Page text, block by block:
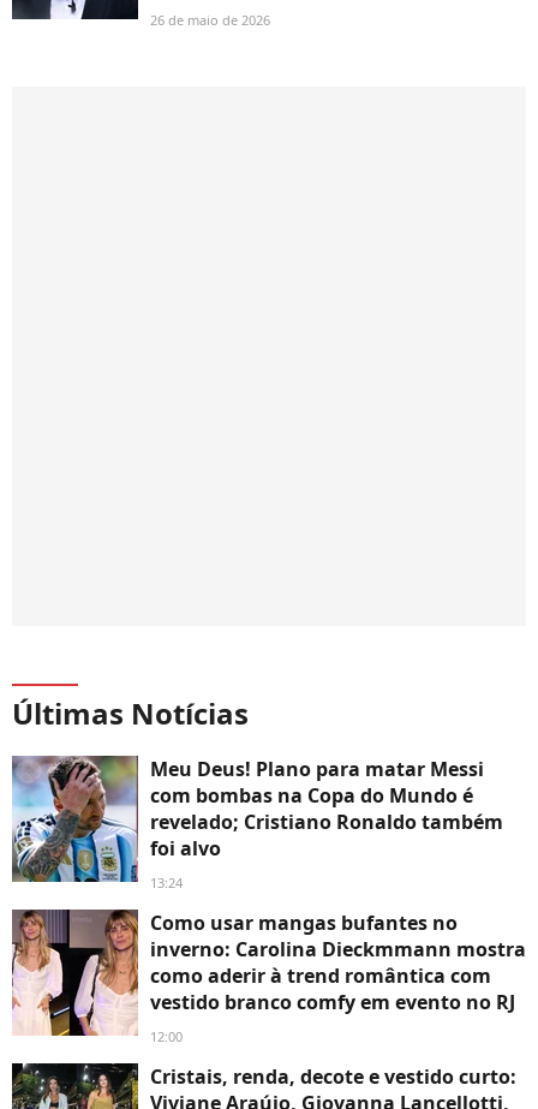
26 de maio de 2026
Últimas Notícias
Meu Deus! Plano para matar Messi
com bombas na Copa do Mundo é
revelado; Cristiano Ronaldo também
foi alvo
13:24
Como usar mangas bufantes no
inverno: Carolina Dieckmmann mostra
como aderir à trend romântica com
vestido branco comfy em evento no RJ
12:00
Cristais, renda, decote e vestido curto:
Viviane Araújo, Giovanna Lancellotti,